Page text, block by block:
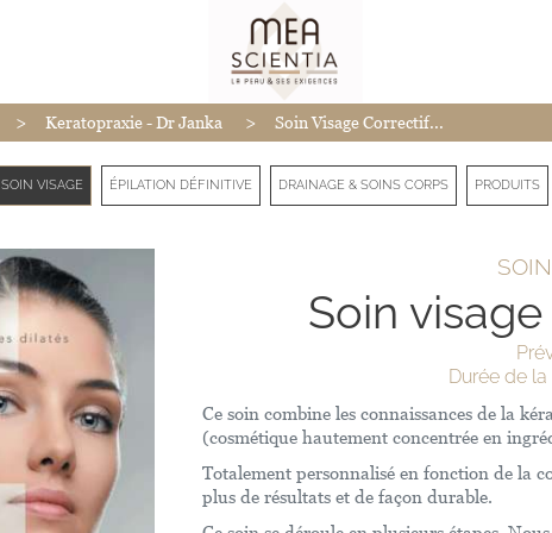
> Keratopraxie - Dr Janka > Soin Visage Correctif...
SOIN VISAGE ÉPILATION DÉFINITIVE DRAINAGE & SOINS CORPS PRODUITS
Soin
Durée de la
Ce soin combine les connaissances de la
(cosmétique hautement concentrée en
Totalement personnalisé en fonction de la
plus de résultats et de façon durable.